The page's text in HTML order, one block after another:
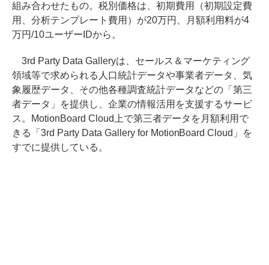
組み合わせたもの。税別価格は、初期費用（初期設定費
用、分析テンプレート費用）が20万円、月額利用料が4
万円/10ユーザーIDから。
3rd Party Data Galleryは、セールス＆マーケティング
領域等で求められる人口統計データや事業者データ、気
象履歴データ、その他各種調査統計データなどの「第三
者データ」を提供し、企業の情報活用を支援するサービ
ス。MotionBoard Cloud上で第三者データを月額利用で
きる「3rd Party Data Gallery for MotionBoard Cloud」を
すでに提供している。